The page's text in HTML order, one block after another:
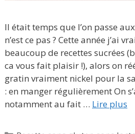
Il était temps que l’on passe
n’est ce pas ? Cette année j’ai
beaucoup de recettes sucrées
ca vous fait plaisir !), alors on
gratin vraiment nickel pour la
: en manger régulièrement On
notamment au fait … Lire plus